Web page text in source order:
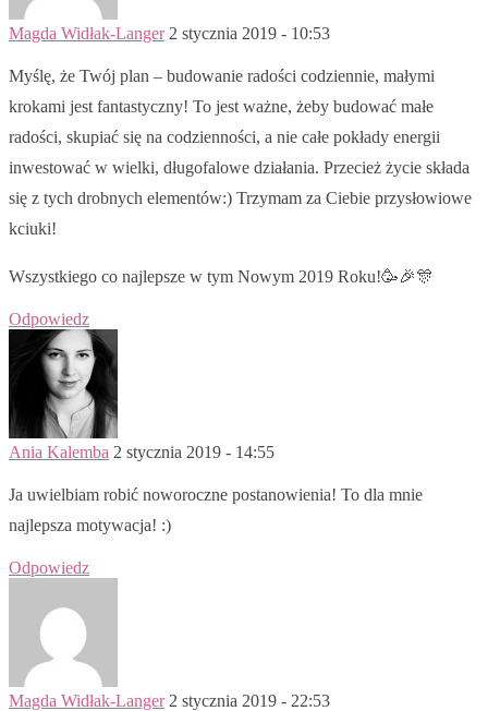
Magda Widłak-Langer 2 stycznia 2019 - 10:53
Myślę, że Twój plan – budowanie radości codziennie, małymi
krokami jest fantastyczny! To jest ważne, żeby budować małe
radości, skupiać się na codzienności, a nie całe pokłady energii
inwestować w wielki, długofalowe działania. Przecież życie składa
się z tych drobnych elementów:) Trzymam za Ciebie przysłowiowe
kciuki!
Wszystkiego co najlepsze w tym Nowym 2019 Roku!🥳🎉🎊
Odpowiedz
Ania Kalemba 2 stycznia 2019 - 14:55
Ja uwielbiam robić noworoczne postanowienia! To dla mnie
najlepsza motywacja! :)
Odpowiedz
Magda Widłak-Langer 2 stycznia 2019 - 22:53